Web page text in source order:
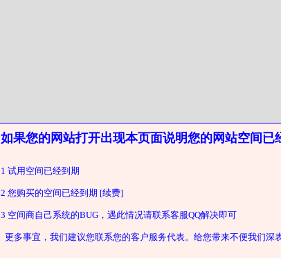
如果您的网站打开出现本页面说明您的网站空间已
1 试用空间已经到期
2 您购买的空间已经到期 [续费]
3 空间商自己系统的BUG，遇此情况请联系客服QQ解决即可
更多事宜，我们建议您联系您的客户服务代表。给您带来不便我们深